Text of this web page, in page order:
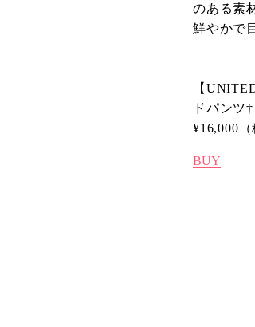
のある素
鮮やかで
【
ドパンツ†
¥16,000（
BUY